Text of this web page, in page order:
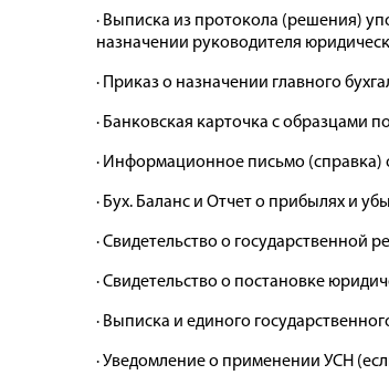
· Выписка из протокола (решения)
назначении руководителя
· Приказ о назначении главного
· Банковская карточка с образцами
· Информационное письмо (справка)
· Бух. Баланс и Отчет о прибылях и
· Свидетельство о государственной
· Свидетельство о постановке
· Выписка и единого
· Уведомление о применении УСН